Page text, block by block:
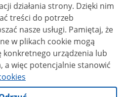
strony. Dzięki nim
treści do potrzeb
usługi. Pamiętaj, że
w plikach cookie mogą
konkretnego urządzenia lub
a więc potencjalnie stanowić